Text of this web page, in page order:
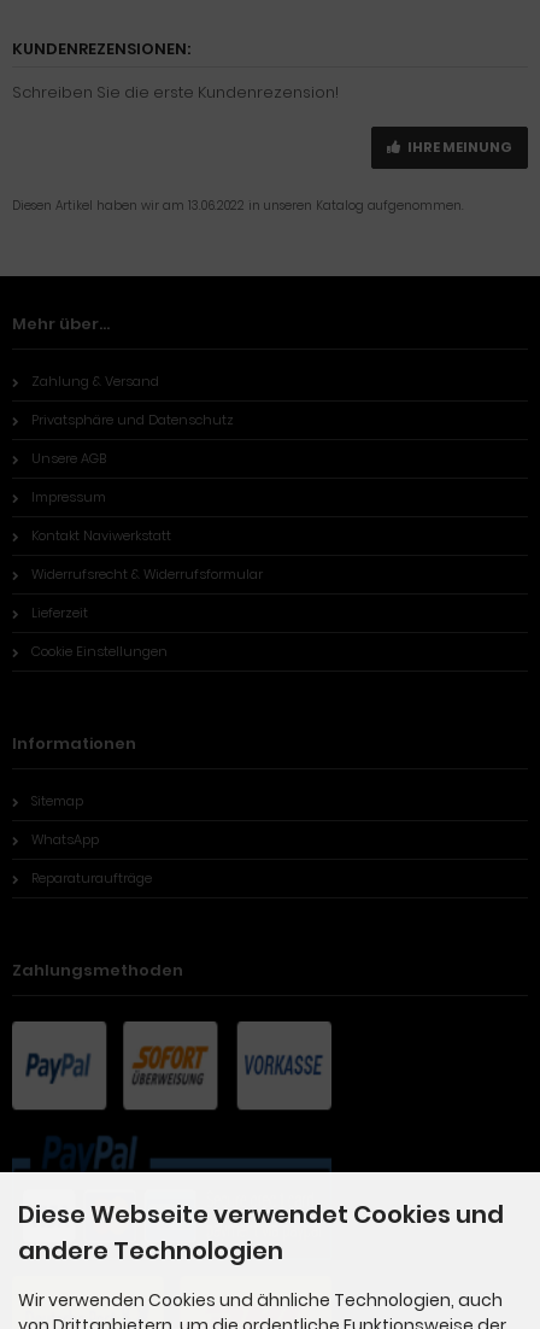
KUNDENREZENSIONEN:
Schreiben Sie die erste Kundenrezension!
IHRE MEINUNG
Diesen Artikel haben wir am 13.06.2022 in unseren Katalog aufgenommen.
Mehr über...
Zahlung & Versand
Privatsphäre und Datenschutz
Unsere AGB
Impressum
Kontakt Naviwerkstatt
Widerrufsrecht & Widerrufsformular
Lieferzeit
Cookie Einstellungen
Informationen
Sitemap
WhatsApp
Reparaturaufträge
Zahlungsmethoden
Diese Webseite verwendet Cookies und
andere Technologien
Wir verwenden Cookies und ähnliche Technologien, auch